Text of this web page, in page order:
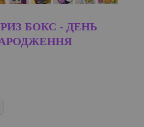
БОКС - ДЕНЬ